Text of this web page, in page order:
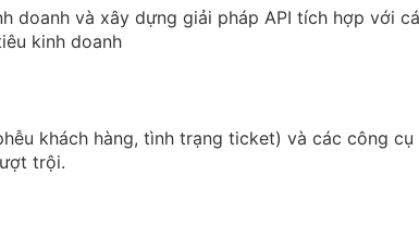
doanh và xây dựng giải pháp API tích hợp với
kinh doanh
khách hàng, tình trạng ticket) và các công
trội.